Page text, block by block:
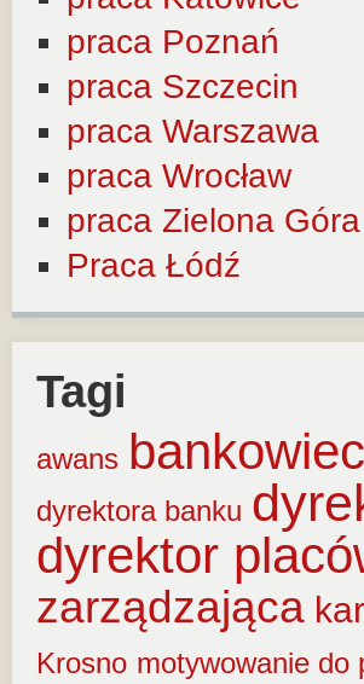
praca Poznań
praca Szczecin
praca Warszawa
praca Wrocław
praca Zielona Góra
Praca Łódź
Tagi
awans bankowiec
dyrektora banku
dyrektor
zarządzająca
Krosno motywowanie do